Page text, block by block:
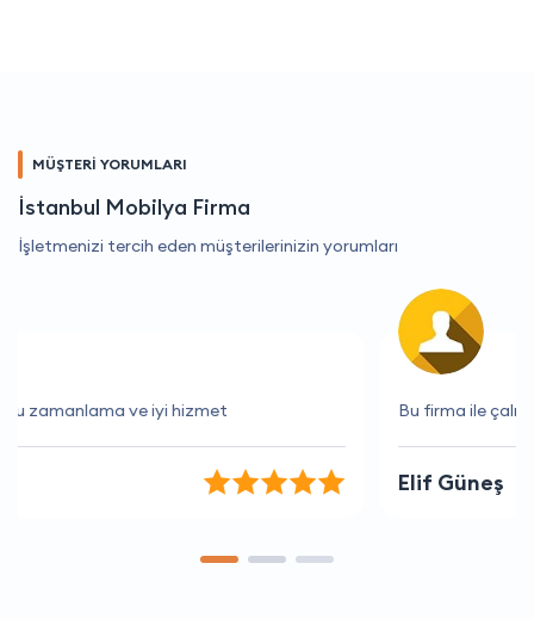
MÜŞTERİ YORUMLARI
İstanbul Mobilya Firma
İşletmenizi tercih eden müşterilerinizin yorumları
Bu firma ile çalışmak gerçekten çok keyifli.